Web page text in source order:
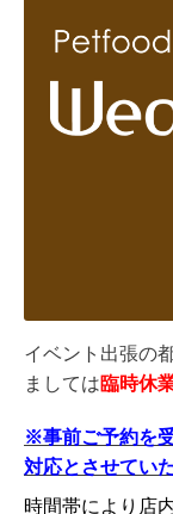
イベント出張の
ましては臨時休
※事前ご予約を
対応とさせてい
時間帯により店